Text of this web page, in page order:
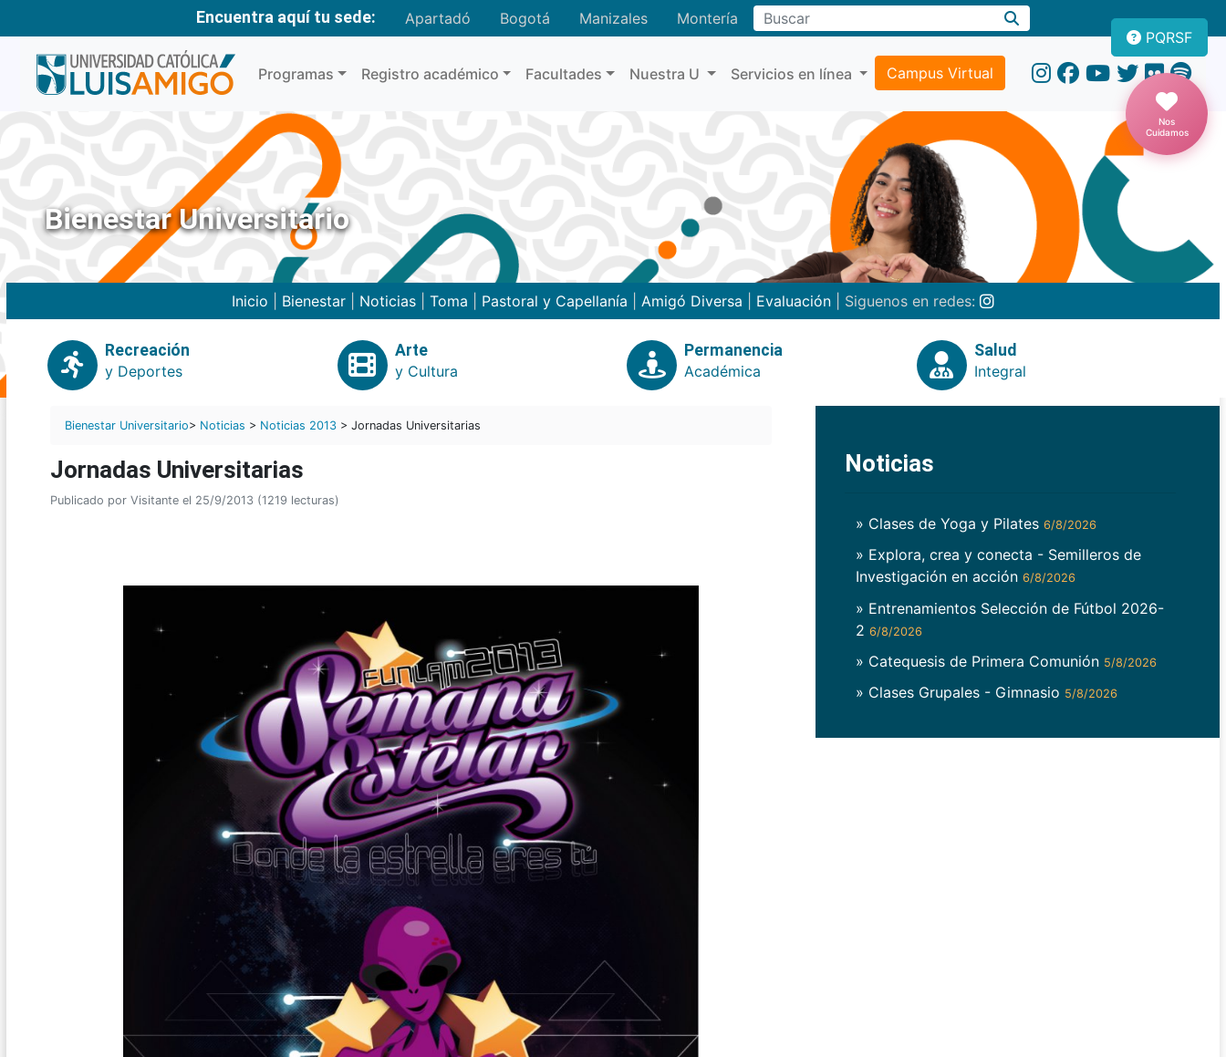
Encuentra aquí tu sede: Apartadó Bogotá Manizales MonteríaBuscar
Programas Registro académico Facultades Nuestra U Servicios en línea Campus Virtual
PQRSF
Nos
Cuidamos
Bienestar Universitario
Inicio Bienestar Noticias Toma Pastoral y Capellanía Amigó Diversa Evaluación | Siguenos en redes:
Recreación
y Deportes
Arte
y Cultura
Permanencia
Académica
Salud
Integral
Bienestar Universitario> Noticias > Noticias 2013 > Jornadas Universitarias
Jornadas Universitarias
Publicado por Visitante el 25/9/2013 (1219 lecturas)
Noticias
» Clases de Yoga y Pilates 6/8/2026
» Explora, crea y conecta - Semilleros de
Investigación en acción 6/8/2026
» Entrenamientos Selección de Fútbol 2026-
2 6/8/2026
» Catequesis de Primera Comunión 5/8/2026
» Clases Grupales - Gimnasio 5/8/2026